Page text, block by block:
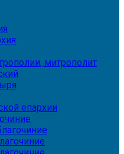
митрополит
епархии